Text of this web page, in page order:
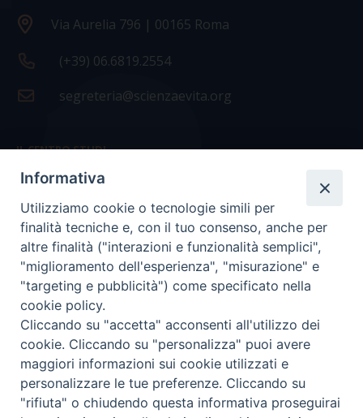
Via Aurelia 796 | 00165 Roma
(+39) 06.6819.2554
segreteria@scienzaevita.org
IL CENTRO STUDI
La nostra storia
Statuto
Presidenza e ufficio presidenza
Consiglio scientifico
Coordinamento nazionale
COPYRIGHT Scienza & Vita - C.F96600690588- Tutti i
Informativa
Utilizziamo cookie o tecnologie simili per
finalità tecniche e, con il tuo consenso, anche per
altre finalità ("interazioni e funzionalità semplici",
"miglioramento dell'esperienza", "misurazione" e
"targeting e pubblicità") come specificato nella
cookie policy.
Cliccando su "accetta" acconsenti all'utilizzo dei
cookie. Cliccando su "personalizza" puoi avere
maggiori informazioni sui cookie utilizzati e
personalizzare le tue preferenze. Cliccando su
"rifiuta" o chiudendo questa informativa proseguirai